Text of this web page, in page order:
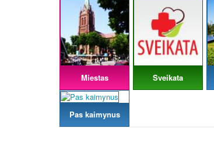
Miestas Sveikata
Pas kaimynus